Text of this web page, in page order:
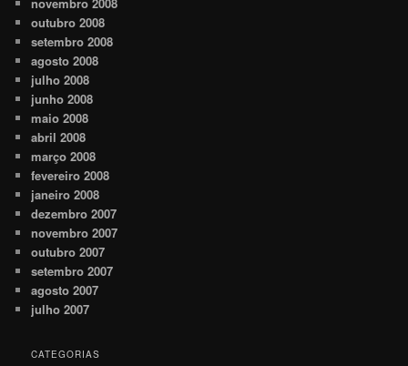
outubro 2008
setembro 2008
agosto 2008
julho 2008
junho 2008
maio 2008
abril 2008
março 2008
fevereiro 2008
janeiro 2008
dezembro 2007
novembro 2007
outubro 2007
setembro 2007
agosto 2007
julho 2007
CATEGORIAS